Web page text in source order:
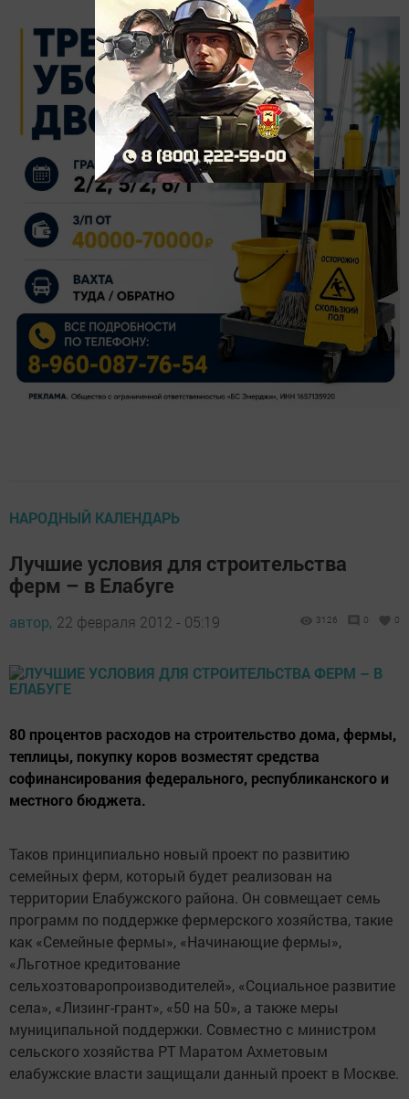
НАРОДНЫЙ КАЛЕНДАРЬ
Лучшие условия для строительства
ферм – в Елабуге
автор, 22 февраля 2012 - 05:19 3126 0 0
80 процентов расходов на строительство дома, фермы,
теплицы, покупку коров возместят средства
софинансирования федерального, республиканского и
местного бюджета.
Таков принципиально новый проект по развитию
семейных ферм, который будет реализован на
территории Елабужского района. Он совмещает семь
программ по поддержке фермерского хозяйства, такие
как «Семейные фермы», «Начинающие фермы»,
«Льготное кредитование
сельхозтоваропроизводителей», «Социальное развитие
села», «Лизинг-грант», «50 на 50», а также меры
муниципальной поддержки. Совместно с министром
сельского хозяйства РТ Маратом Ахметовым
елабужские власти защищали данный проект в Москве.